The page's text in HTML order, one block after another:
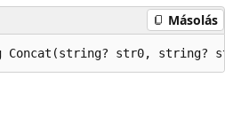
Másolás
str0, string?